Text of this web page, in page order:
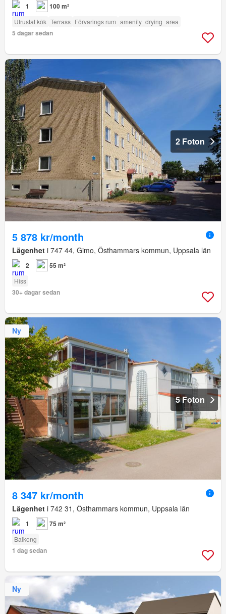
1 100 m²
Utrustat kök Terrass Förvarings rum amenity_drying_area
5 dagar sedan
2 Foton
5 878 kr/month
Lägenhet i 747 44, Gimo, Östhammars kommun, Uppsala län
2 55 m²
Hiss
30+ dagar sedan
Ny
5 Foton
8 347 kr/month
Lägenhet i 742 31, Östhammars kommun, Uppsala län
1 75 m²
Balkong
1 dag sedan
Ny